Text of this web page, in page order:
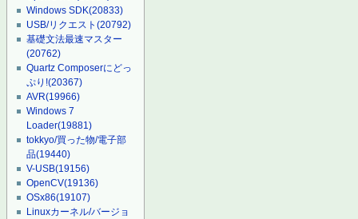
Windows SDK(20833)
USB/リクエスト(20792)
基礎文法最速マスター
(20762)
Quartz Composerにどっ
ぷり!(20367)
AVR(19966)
Windows 7
Loader(19881)
tokkyo/買った物/電子部
品(19440)
V-USB(19156)
OpenCV(19136)
OSx86(19107)
Linuxカーネル/バージョ